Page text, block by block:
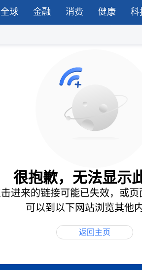
全球 金融 消费 健康 科
很抱歉，无法显示
进来的链接可能已失效，或
可以到以下网站浏览其他内
返回主页